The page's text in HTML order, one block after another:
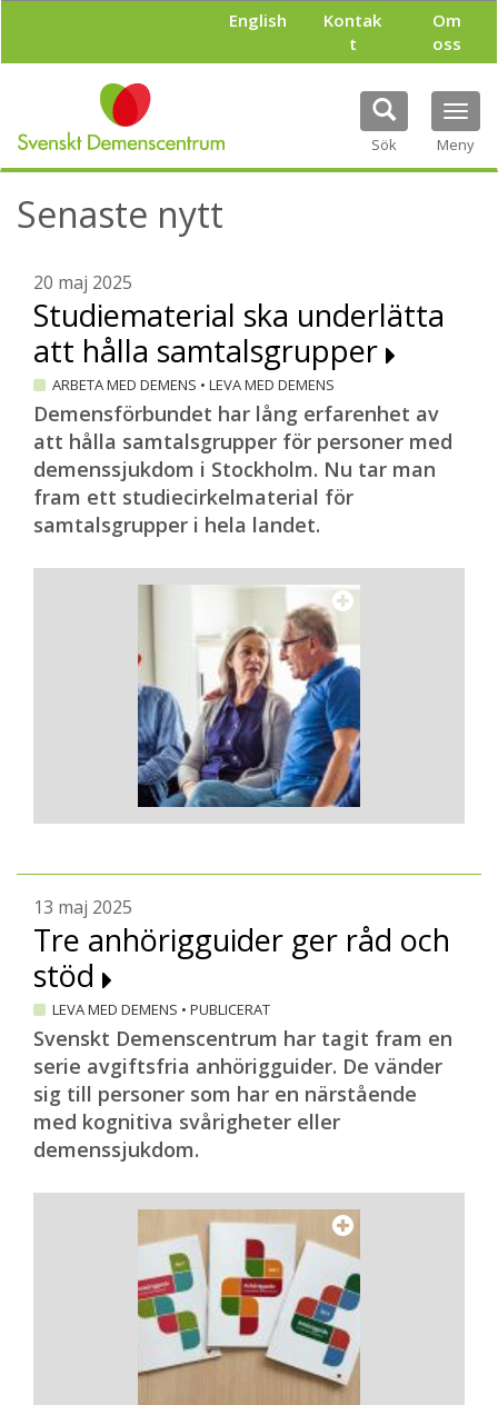
l
English
Kontak
t
Om
oss
Sök Meny
Senaste nytt
20 maj 2025
Studiematerial ska underlätta
att hålla samtalsgrupper
ARBETA MED DEMENS • LEVA MED DEMENS
Demensförbundet har lång erfarenhet av
att hålla samtalsgrupper för personer med
demenssjukdom i Stockholm. Nu tar man
fram ett studiecirkelmaterial för
samtalsgrupper i hela landet.
13 maj 2025
Tre anhörigguider ger råd och
stöd
LEVA MED DEMENS • PUBLICERAT
Svenskt Demenscentrum har tagit fram en
serie avgiftsfria anhörigguider. De vänder
sig till personer som har en närstående
med kognitiva svårigheter eller
demenssjukdom.